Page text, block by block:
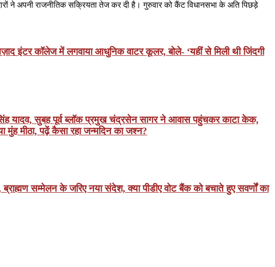
ने अपनी राजनीतिक सक्रियता तेज कर दी है। गुरुवार को कैंट विधानसभा के अति पिछड़े
इंटर कॉलेज में लगवाया आधुनिक वाटर कूलर, बोले- ‘यहीं से मिली थी जिंदगी
यादव, सुबह पूर्व ब्लॉक प्रमुख चंद्रसेन सागर ने आवास पहुंचकर काटा केक,
मुंह मीठा, पढ़ें कैसा रहा जन्मदिन का जश्न?
सम्मेलन के जरिए नया संदेश, क्या पीडीए वोट बैंक को बचाते हुए सवर्णों का